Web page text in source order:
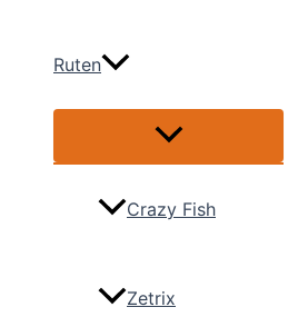
Ruten
Menü
Crazy Fish
Zetrix